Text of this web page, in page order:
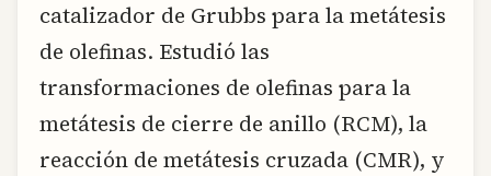
catalizador de Grubbs para la metátesis
de olefinas. Estudió las
transformaciones de olefinas para la
metátesis de cierre de anillo (RCM), la
reacción de metátesis cruzada (CMR), y